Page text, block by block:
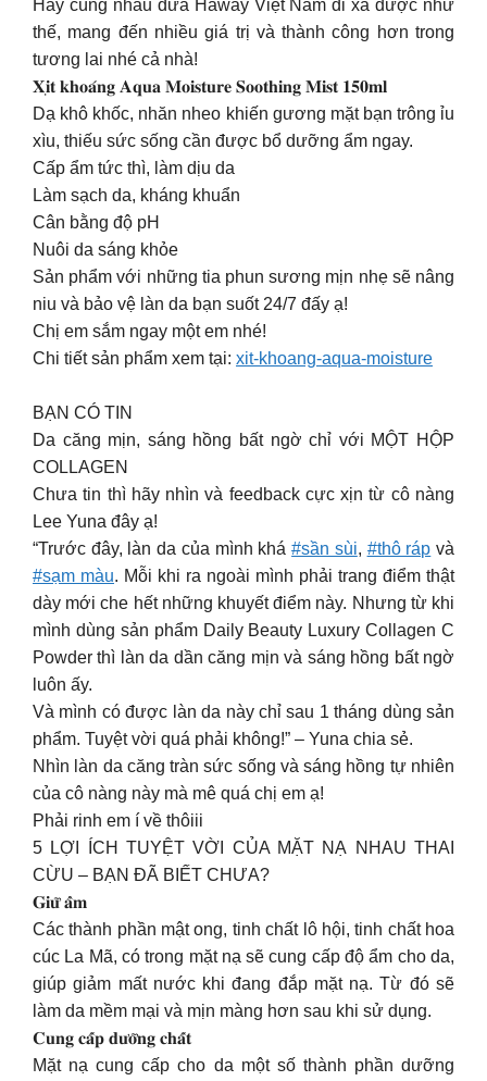
Hãy cùng nhau đưa Haway Việt Nam đi xa được như
thế, mang đến nhiều giá trị và thành công hơn trong
tương lai nhé cả nhà!
𝐗𝐢̣𝐭 𝐤𝐡𝐨𝐚́𝐧𝐠 𝐀𝐪𝐮𝐚 𝐌𝐨𝐢𝐬𝐭𝐮𝐫𝐞 𝐒𝐨𝐨𝐭𝐡𝐢𝐧𝐠 𝐌𝐢𝐬𝐭 𝟏𝟓𝟎𝐦𝐥
Dạ khô khốc, nhăn nheo khiến gương mặt bạn trông ỉu
xìu, thiếu sức sống cần được bổ dưỡng ẩm ngay.
Cấp ẩm tức thì, làm dịu da
Làm sạch da, kháng khuẩn
Cân bằng độ pH
Nuôi da sáng khỏe
Sản phẩm với những tia phun sương mịn nhẹ sẽ nâng
niu và bảo vệ làn da bạn suốt 24/7 đấy ạ!
Chị em sắm ngay một em nhé!
Chi tiết sản phẩm xem tại: xit-khoang-aqua-moisture
BẠN CÓ TIN
Da căng mịn, sáng hồng bất ngờ chỉ với MỘT HỘP
COLLAGEN
Chưa tin thì hãy nhìn và feedback cực xịn từ cô nàng
Lee Yuna đây ạ!
“Trước đây, làn da của mình khá#sần sùi, #thô ráp và
#sạm màu. Mỗi khi ra ngoài mình phải trang điểm thật
dày mới che hết những khuyết điểm này. Nhưng từ khi
mình dùng sản phẩm Daily Beauty Luxury Collagen C
Powder thì làn da dần căng mịn và sáng hồng bất ngờ
luôn ấy.
Và mình có được làn da này chỉ sau 1 tháng dùng sản
phẩm. Tuyệt vời quá phải không!” – Yuna chia sẻ.
Nhìn làn da căng tràn sức sống và sáng hồng tự nhiên
của cô nàng này mà mê quá chị em ạ!
️Phải rinh em í về thôiii️
5 LỢI ÍCH TUYỆT VỜI CỦA MẶT NẠ NHAU THAI
CỪU – BẠN ĐÃ BIẾT CHƯA?
𝐆𝐢𝐮̛̃ 𝐚̂̉𝐦
Các thành phần mật ong, tinh chất lô hội, tinh chất hoa
cúc La Mã, có trong mặt nạ sẽ cung cấp độ ẩm cho da,
giúp giảm mất nước khi đang đắp mặt nạ. Từ đó sẽ
làm da mềm mại và mịn màng hơn sau khi sử dụng.
𝐂𝐮𝐧𝐠 𝐜𝐚̂́𝐩 𝐝𝐮̛𝐨̛̃𝐧𝐠 𝐜𝐡𝐚̂́𝐭
Mặt nạ cung cấp cho da một số thành phần dưỡng